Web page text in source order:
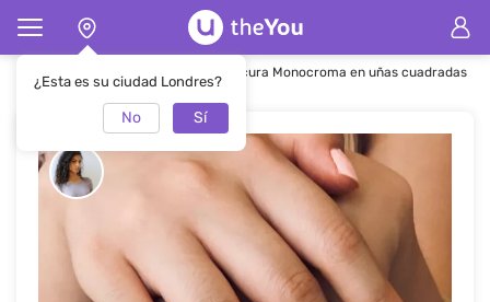
¿Esta es su ciudad Londres?
No Sí
Página de inicio Manicura Manicura Monocroma en uñas cuadradas